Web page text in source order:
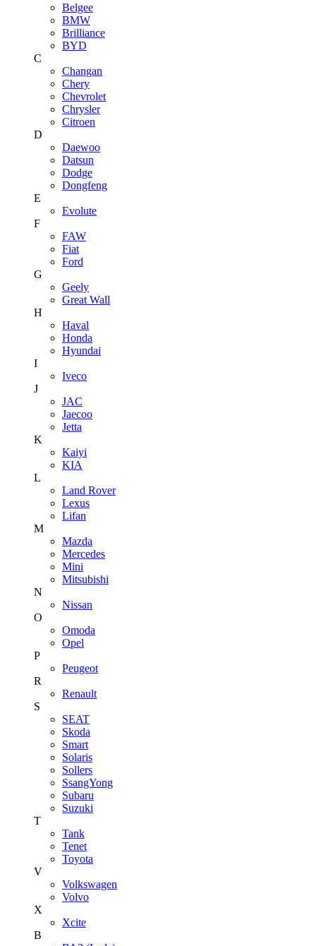
Belgee
BMW
Brilliance
BYD
C
Changan
Chery
Chevrolet
Chrysler
Citroen
D
Daewoo
Datsun
Dodge
Dongfeng
E
Evolute
F
FAW
Fiat
Ford
G
Geely
Great Wall
H
Haval
Honda
Hyundai
I
Iveco
J
JAC
Jaecoo
Jetta
K
Kaiyi
KIA
L
Land Rover
Lexus
Lifan
M
Mazda
Mercedes
Mini
Mitsubishi
N
Nissan
O
Omoda
Opel
P
Peugeot
R
Renault
S
SEAT
Skoda
Smart
Solaris
Sollers
SsangYong
Subaru
Suzuki
T
Tank
Tenet
Toyota
V
Volkswagen
Volvo
X
Xcite
В